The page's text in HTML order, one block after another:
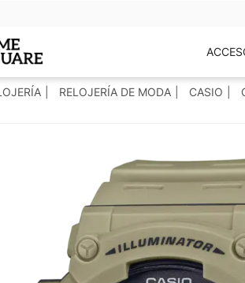
RELOJERÍA DE MODA CASIO